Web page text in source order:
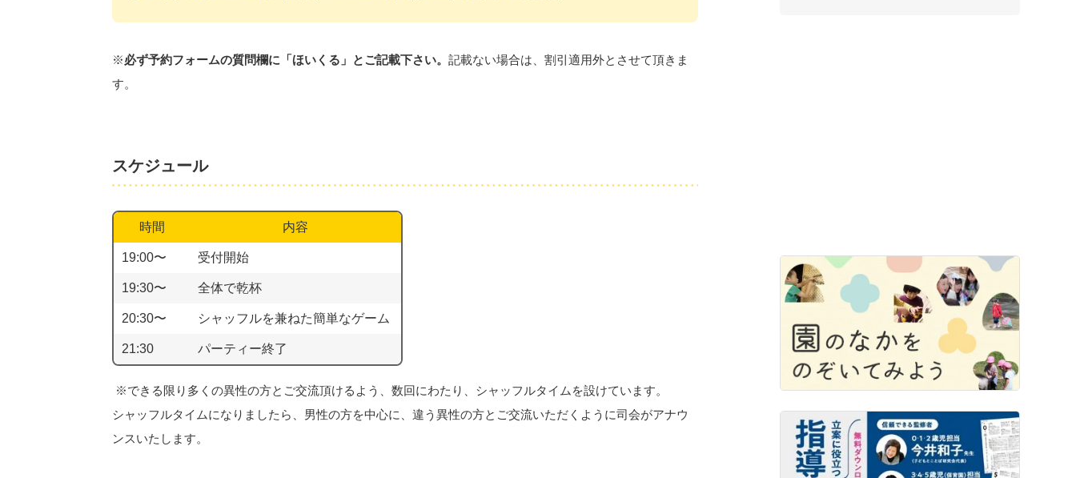
※必ず予約フォームの質問欄に「ほいくる」とご記載下さい。 記載ない場合は、割引適用外とさせて頂きま
す。
スケジュール
時間 内容
19:00〜 受付開始
19:30〜 全体で乾杯
20:30〜 シャッフルを兼ねた簡単なゲーム
21:30 パーティー終了
※できる限り多くの異性の方とご交流頂けるよう、数回にわたり、シャッフルタイムを設けています。
シャッフルタイムになりましたら、男性の方を中心に、違う異性の方とご交流いただくように司会がアナウ
ンスいたします。